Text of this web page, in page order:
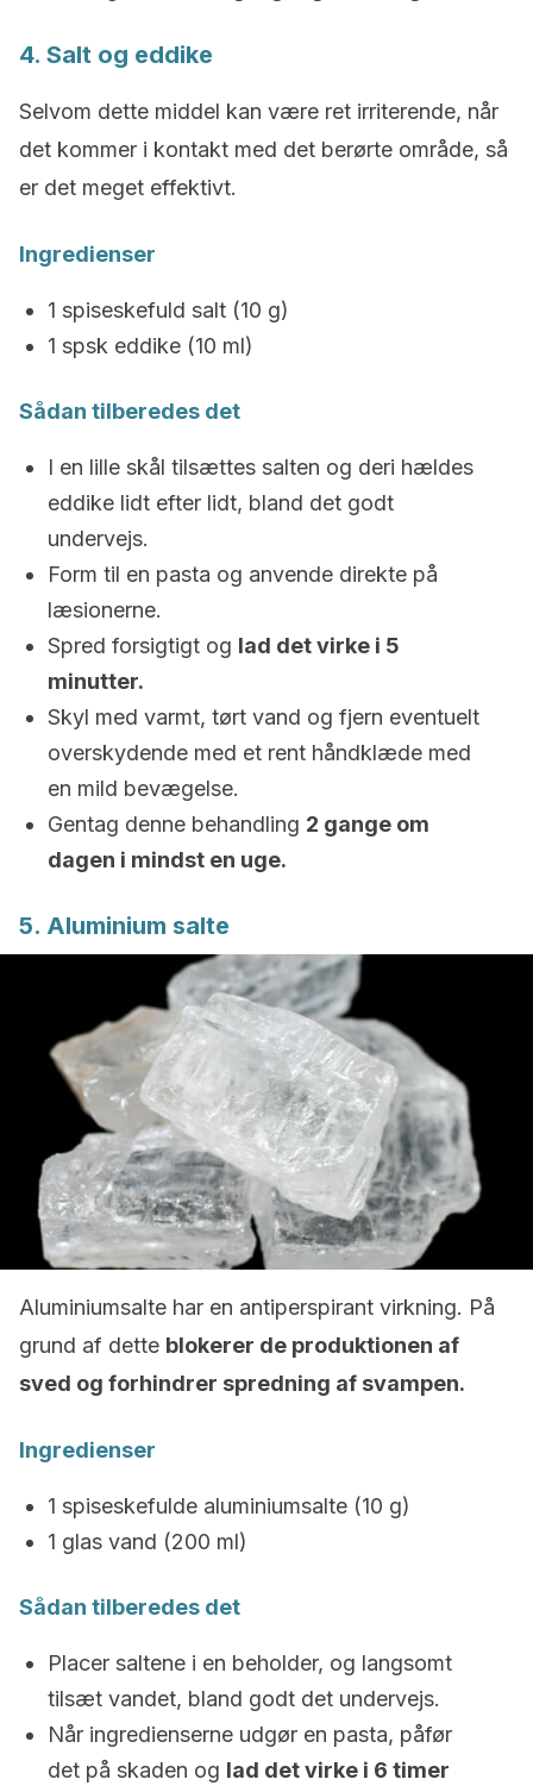
4. Salt og eddike
Selvom dette middel kan være ret irriterende, når
det kommer i kontakt med det berørte område, så
er det meget effektivt.
Ingredienser
1 spiseskefuld salt (10 g)
1 spsk eddike (10 ml)
Sådan tilberedes det
I en lille skål tilsættes salten og deri hældes
eddike lidt efter lidt, bland det godt
undervejs.
Form til en pasta og anvende direkte på
læsionerne.
Spred forsigtigt og lad det virke i 5
minutter.
Skyl med varmt, tørt vand og fjern eventuelt
overskydende med et rent håndklæde med
en mild bevægelse.
Gentag denne behandling 2 gange om
dagen i mindst en uge.
5. Aluminium salte
Aluminiumsalte har en antiperspirant virkning. På
grund af dette blokerer de produktionen af
sved og forhindrer spredning af svampen.
Ingredienser
1 spiseskefulde aluminiumsalte (10 g)
1 glas vand (200 ml)
Sådan tilberedes det
Placer saltene i en beholder, og langsomt
tilsæt vandet, bland godt det undervejs.
Når ingredienserne udgør en pasta, påfør
det på skaden og lad det virke i 6 timer